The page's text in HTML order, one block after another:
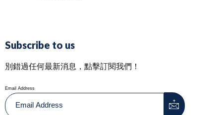
Subscribe to us
別錯過任何最新消息，點擊訂閱我們！
Email Address